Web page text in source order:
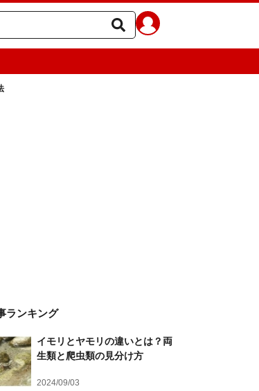
ランキング
イモリとヤモリの違いとは？両
生類と爬虫類の見分け方
2024/09/03